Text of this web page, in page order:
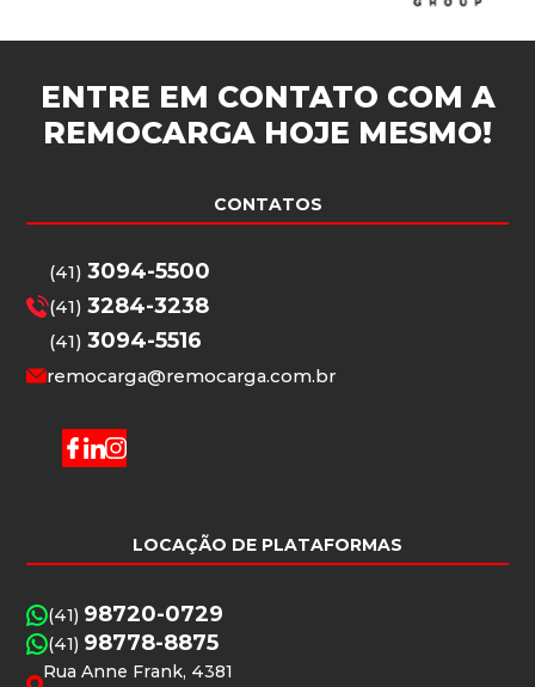
ENTRE EM CONTATO COM A
REMOCARGA HOJE MESMO!
CONTATOS
(41)3094-5500
(41)3284-3238
(41)3094-5516
remocarga@remocarga.com.br
LOCAÇÃO DE PLATAFORMAS
(41) 98720-0729
(41) 98778-8875
Rua Anne Frank, 4381